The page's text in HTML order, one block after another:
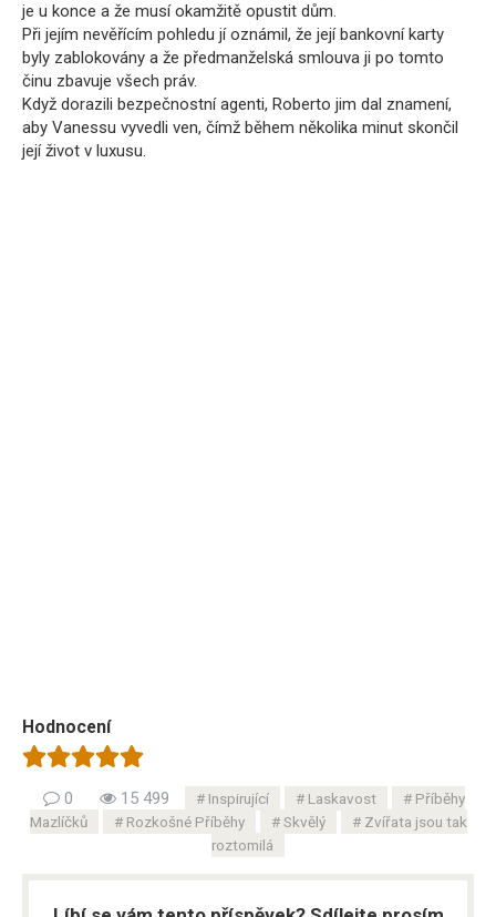
je u konce a že musí okamžitě opustit dům.
Při jejím nevěřícím pohledu jí oznámil, že její bankovní karty
byly zablokovány a že předmanželská smlouva ji po tomto
činu zbavuje všech práv.
Když dorazili bezpečnostní agenti, Roberto jim dal znamení,
aby Vanessu vyvedli ven, čímž během několika minut skončil
její život v luxusu.
Hodnocení
0 15 499 Inspirující Laskavost
Příběhy
Mazlíčků
Rozkošné Příběhy Skvělý
Zvířata jsou tak
roztomilá